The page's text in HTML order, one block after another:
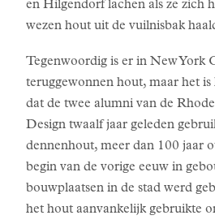
en Hilgendorf lachen als ze zich
wezen hout uit de vuilnisbak
Tegenwoordig is er in New York
teruggewonnen hout, maar het
dat de twee alumni van de
Design twaalf jaar geleden
dennenhout, meer dan 100 jaar
begin van de vorige eeuw in
bouwplaatsen in de stad werd
het hout aanvankelijk gebruikte